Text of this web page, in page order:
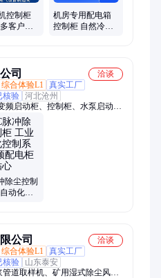
控制柜
客户的
机房专用配电箱
控制柜 自然冷却
司
洽谈
综合体验L1
真实工厂
核验 河北沧州
频启动柜、控制柜、水泵启动
柜、变频电控配电箱、低压配电
除尘控制
动化控
公司
洽谈
综合体验L1
真实工厂
核验
山东泰安
道取样机、矿用湿式除尘风